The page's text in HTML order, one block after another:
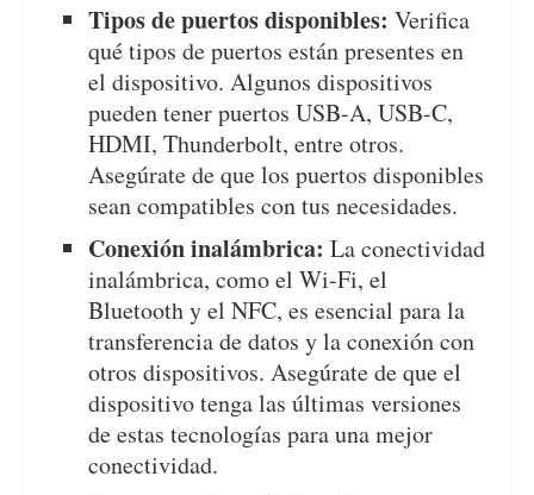
Tipos de puertos disponibles: Verifica
qué tipos de puertos están presentes en
el dispositivo. Algunos dispositivos
pueden tener puertos USB-A, USB-C,
HDMI, Thunderbolt, entre otros.
Asegúrate de que los puertos disponibles
sean compatibles con tus necesidades.
Conexión inalámbrica: La conectividad
inalámbrica, como el Wi-Fi, el
Bluetooth y el NFC, es esencial para la
transferencia de datos y la conexión con
otros dispositivos. Asegúrate de que el
dispositivo tenga las últimas versiones
de estas tecnologías para una mejor
conectividad.